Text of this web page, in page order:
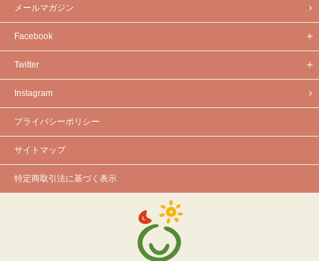
メールマガジン
Facebook
Twitter
Instagram
プライバシーポリシー
サイトマップ
特定商取引法に基づく表示